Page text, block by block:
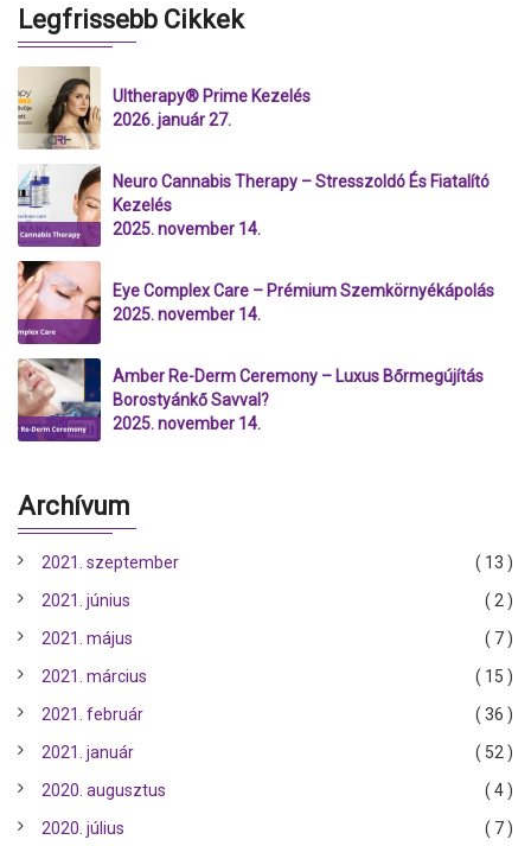
Legfrissebb Cikkek
Ultherapy® Prime Kezelés
2026. január 27.
Neuro Cannabis Therapy – Stresszoldó És Fiatalító
Kezelés
2025. november 14.
Eye Complex Care – Prémium Szemkörnyékápolás
2025. november 14.
Amber Re-Derm Ceremony – Luxus Bőrmegújítás
Borostyánkő Savval?
2025. november 14.
Archívum
2021. szeptember
( 13 )
2021. június
( 2 )
2021. május
( 7 )
2021. március
( 15 )
2021. február
( 36 )
2021. január
( 52 )
2020. augusztus
( 4 )
2020. július
( 7 )